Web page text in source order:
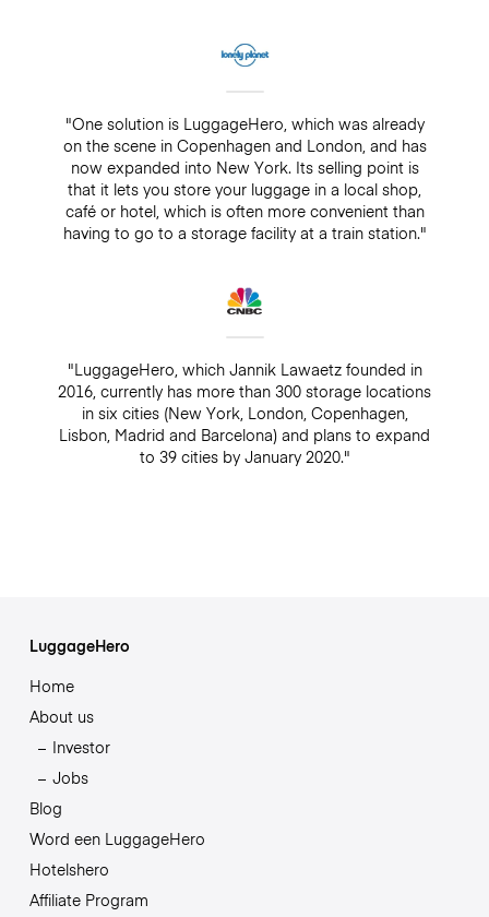
"One solution is LuggageHero, which was already
on the scene in Copenhagen and London, and has
now expanded into New York. Its selling point is
that it lets you store your luggage in a local shop,
café or hotel, which is often more convenient than
having to go to a storage facility at a train station."
"LuggageHero, which Jannik Lawaetz founded in
2016, currently has more than 300 storage locations
in six cities (New York, London, Copenhagen,
Lisbon, Madrid and Barcelona) and plans to expand
to 39 cities by January 2020."
LuggageHero
Home
About us
Investor
Jobs
Blog
Word een LuggageHero
Hotelshero
Affiliate Program